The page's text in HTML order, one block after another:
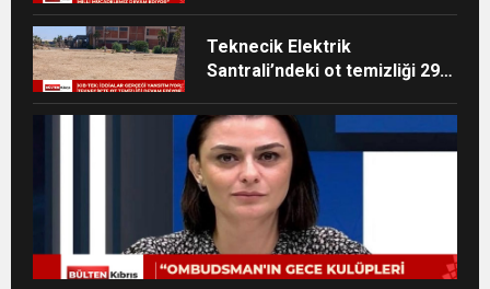
Teknecik Elektrik
Santrali’ndeki ot temizliği 29
ediyor